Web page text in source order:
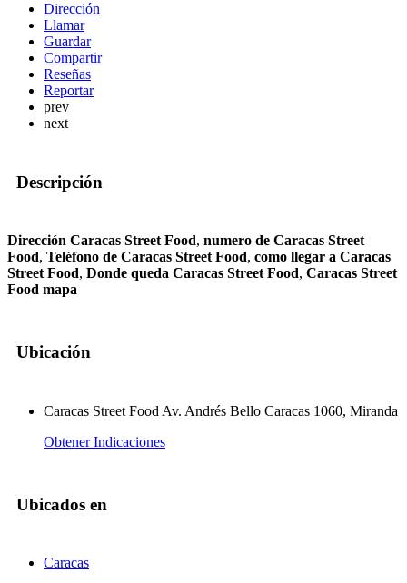
Dirección
Llamar
Guardar
Compartir
Reseñas
Reportar
prev
next
Descripción
Dirección Caracas Street Food, numero de Caracas Street
Food, Teléfono de Caracas Street Food, como llegar a Caracas
Street Food, Donde queda Caracas Street Food, Caracas Street
Food mapa
Ubicación
Caracas Street Food Av. Andrés Bello Caracas 1060, Miranda
Obtener Indicaciones
Ubicados en
Caracas